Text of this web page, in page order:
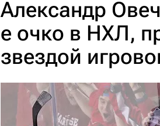
Александр
е очко в НХЛ,
звездой